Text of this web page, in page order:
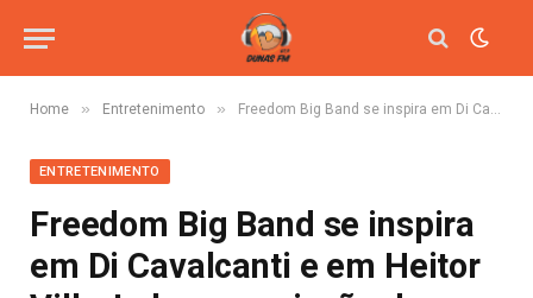
Home » Entretenimento » Freedom Big Band se inspira em Di Cavalcanti e em Heitor Villa-Lobos na criação do disco ‘Outros Carnavais’
ENTRETENIMENTO
Freedom Big Band se inspira
em Di Cavalcanti e em Heitor